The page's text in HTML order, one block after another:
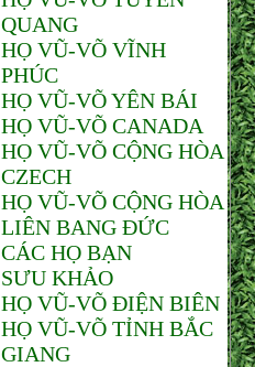
QUANG
HỌ VŨ-VÕ VĨNH
PHÚC
HỌ VŨ-VÕ YÊN BÁI
HỌ VŨ-VÕ CANADA
HỌ VŨ-VÕ CỘNG HÒA
CZECH
HỌ VŨ-VÕ CỘNG HÒA
LIÊN BANG ĐỨC
CÁC HỌ BẠN
SƯU KHẢO
HỌ VŨ-VÕ ĐIỆN BIÊN
HỌ VŨ-VÕ TỈNH BẮC
GIANG